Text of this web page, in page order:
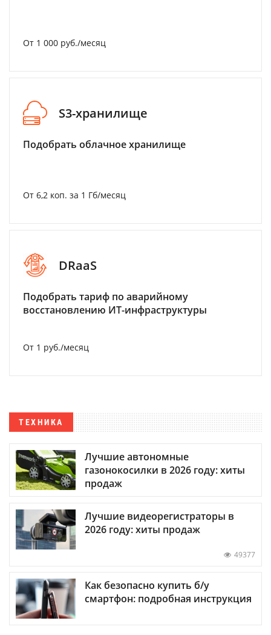
От 1 000 руб./месяц
S3-хранилище
Подобрать облачное хранилище
От 6,2 коп. за 1 Гб/месяц
DRaaS
Подобрать тариф по аварийному
восстановлению ИТ-инфраструктуры
От 1 руб./месяц
ТЕХНИКА
Лучшие автономные
газонокосилки в 2026 году: хиты
продаж
Лучшие видеорегистраторы в
2026 году: хиты продаж
49377
Как безопасно купить б/у
смартфон: подробная инструкция